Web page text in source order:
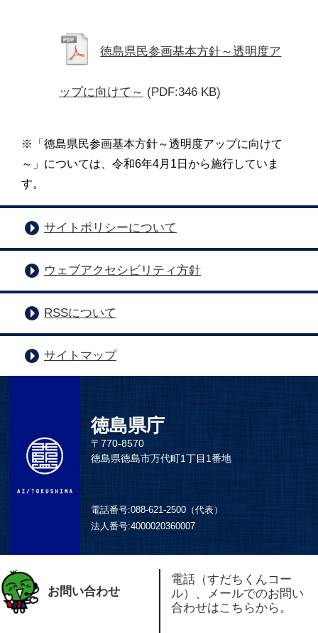
徳島県民参画基本方針～透明度ア
ップに向けて～ (PDF:346 KB)
※「徳島県民参画基本方針～透明度アップに向けて
～」については、令和6年4月1日から施行していま
す。
サイトポリシーについて
ウェブアクセシビリティ方針
RSSについて
サイトマップ
徳島県庁
〒770-8570
徳島県徳島市万代町1丁目1番地
電話番号:088-621-2500（代表）
法人番号:4000020360007
お問い合わせ
電話（すだちくんコー
ル）、メールでのお問い
合わせはこちらから。